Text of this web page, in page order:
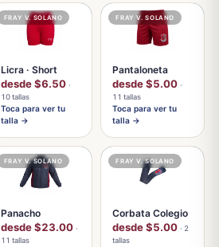
FRAY V. SOLANO
Licra · Short
desde $6.50 ·
10 tallas
Toca para ver tu
talla →
FRAY V. SOLANO
Pantaloneta
desde $5.00 ·
11 tallas
Toca para ver tu
talla →
FRAY V. SOLANO
Panacho
desde $23.00 ·
11 tallas
FRAY V. SOLANO
Corbata Colegio
desde $5.00 · 2
tallas